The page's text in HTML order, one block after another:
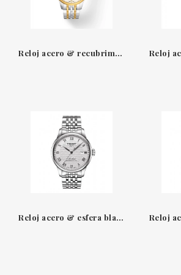
Reloj acero & recubrimiento oro amarillo 39.30 mm automático Le Locle Tissot
Reloj acero & esfera blanca 39.30 mm automático Le Locle Tissot